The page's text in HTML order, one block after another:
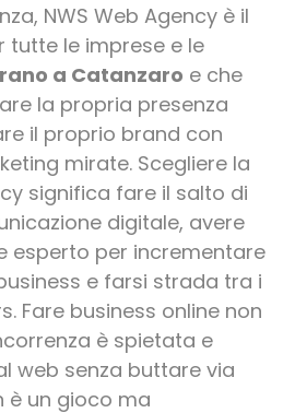
NWS Web Agency è il
tutte le imprese e le
a Catanzaro e che
la propria presenza
il proprio brand con
mirate. Scegliere la
significa fare il salto di
digitale, avere
esperto per incrementare
e farsi strada tra i
Fare business online non
è spietata e
web senza buttare via
è un gioco ma